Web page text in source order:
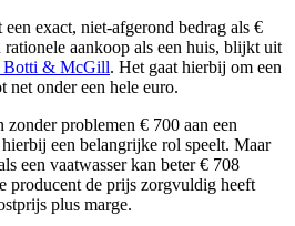
exact, niet-afgerond bedrag als €
aankoop als een huis, blijkt uit
Botti & McGill. Het gaat hierbij om een
net onder een hele euro.
zonder problemen € 700 aan een
een belangrijke rol speelt. Maar
een vaatwasser kan beter € 708
producent de prijs zorgvuldig heeft
plus marge.